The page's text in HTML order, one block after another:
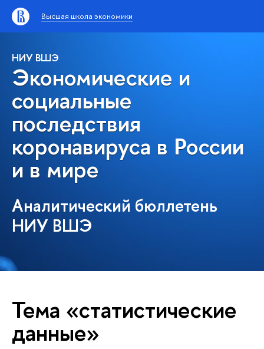
Высшая школа экономики
НИУ ВШЭ
Экономические и
социальные
последствия
коронавируса в России
и в мире
Аналитический бюллетень
НИУ ВШЭ
Тема «статистические
данные»